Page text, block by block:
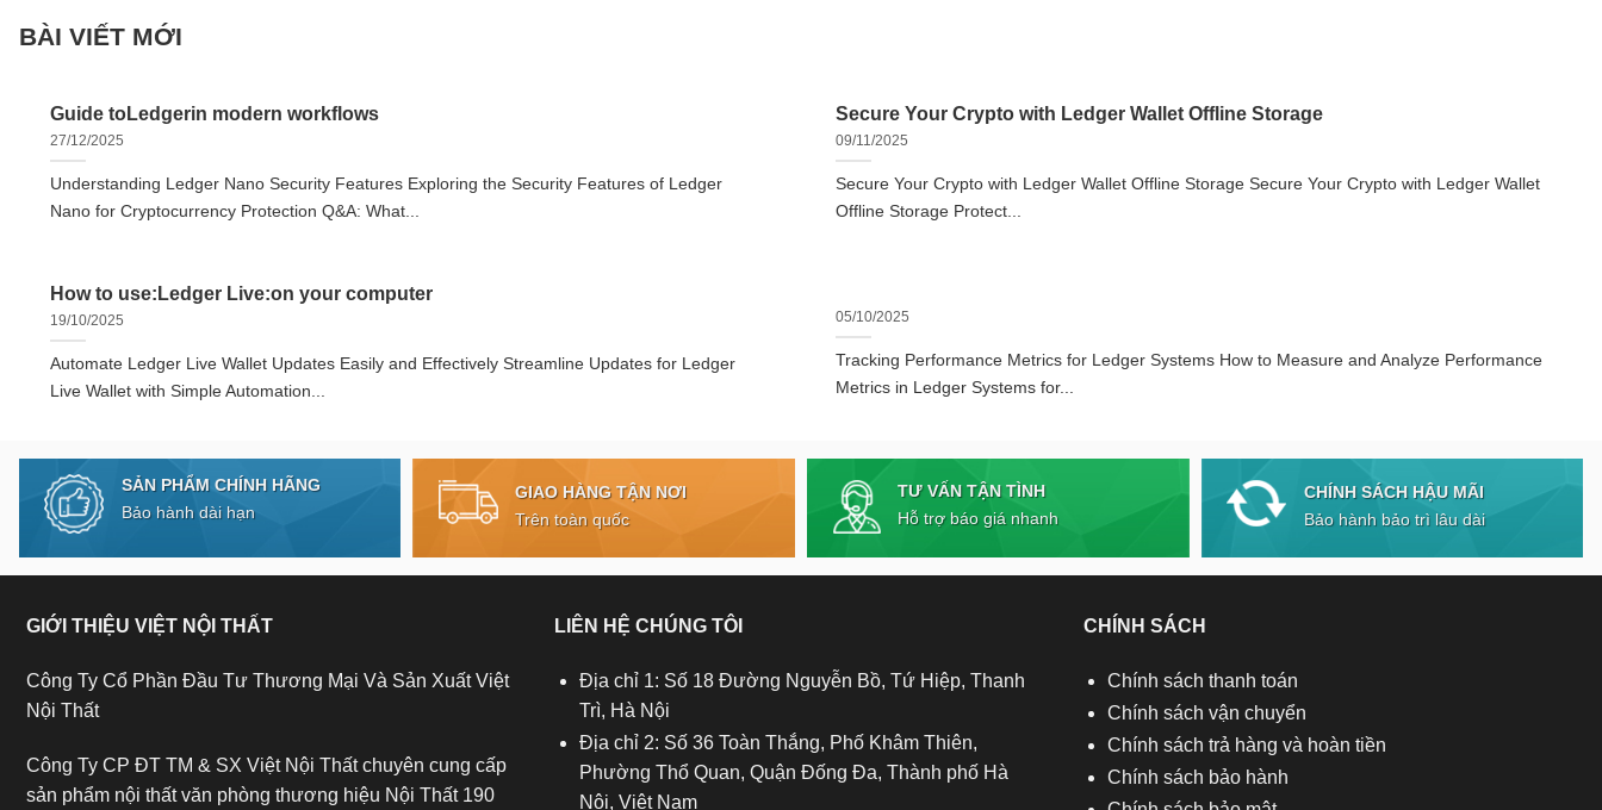
BÀI VIẾT MỚI
Guide toLedgerin modern workflows
27/12/2025
Understanding Ledger Nano Security Features Exploring the Security Features of Ledger
Nano for Cryptocurrency Protection Q&A: What...
Secure Your Crypto with Ledger Wallet Offline Storage
09/11/2025
Secure Your Crypto with Ledger Wallet Offline Storage Secure Your Crypto with Ledger Wallet
Offline Storage Protect...
How to use:Ledger Live:on your computer
19/10/2025
Automate Ledger Live Wallet Updates Easily and Effectively Streamline Updates for Ledger
Live Wallet with Simple Automation...
05/10/2025
Tracking Performance Metrics for Ledger Systems How to Measure and Analyze Performance
Metrics in Ledger Systems for...
SẢN PHẨM CHÍNH HÃNG
Bảo hành dài hạn
GIAO HÀNG TẬN NƠI
Trên toàn quốc
TƯ VẤN TẬN TÌNH
Hỗ trợ báo giá nhanh
CHÍNH SÁCH HẬU MÃI
Bảo hành bảo trì lâu dài
GIỚI THIỆU VIỆT NỘI THẤT
Công Ty Cổ Phần Đầu Tư Thương Mại Và Sản Xuất Việt
Nội Thất
Công Ty CP ĐT TM & SX Việt Nội Thất chuyên cung cấp
sản phẩm nội thất văn phòng thương hiệu Nội Thất 190
LIÊN HỆ CHÚNG TÔI
Địa chỉ 1: Số 18 Đường Nguyễn Bồ, Tứ Hiệp, Thanh
Trì, Hà Nội
Địa chỉ 2: Số 36 Toàn Thắng, Phố Khâm Thiên,
Phường Thổ Quan, Quận Đống Đa, Thành phố Hà
Nội, Việt Nam
CHÍNH SÁCH
Chính sách thanh toán
Chính sách vận chuyển
Chính sách trả hàng và hoàn tiền
Chính sách bảo hành